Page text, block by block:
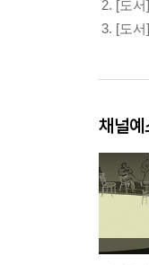
2. [도
3. [도
채널